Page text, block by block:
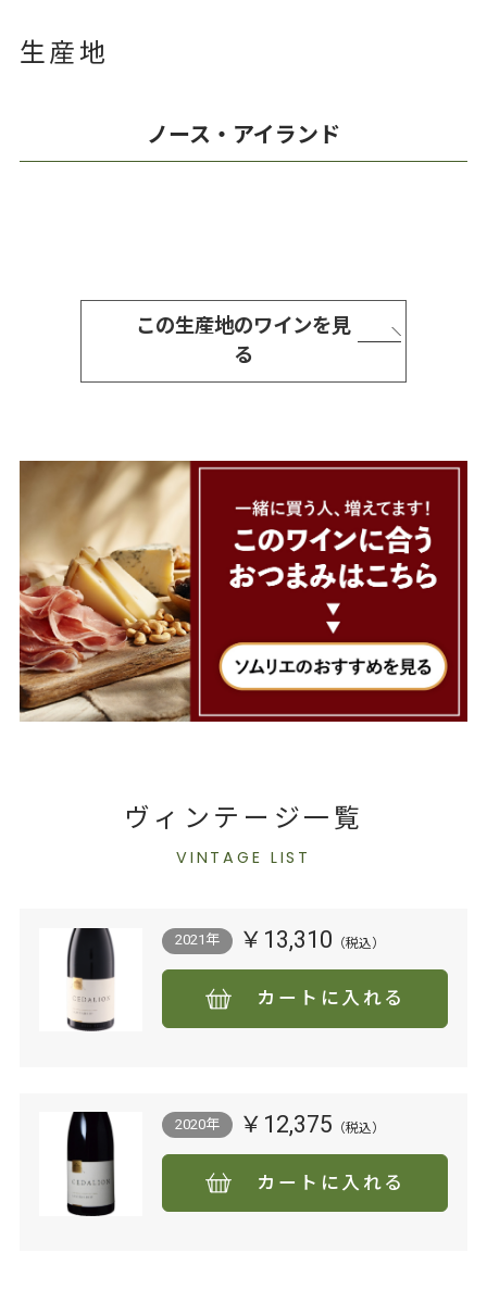
生産地
ノース・アイランド
この生産地のワインを見
る
ヴィンテージ一覧
VINTAGE LIST
2021年 ￥13,310
カートに入れる
2020年 ￥12,375
カートに入れる